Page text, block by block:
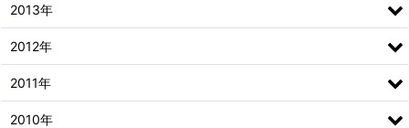
2013年
2012年
2011年
2010年